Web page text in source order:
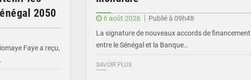
2050
Faye a reçu,
6 août 2026
Publié à 09h48
La signature de nouveaux accords de financement
entre le Sénégal et la Banque…
SAVOIR PLUS